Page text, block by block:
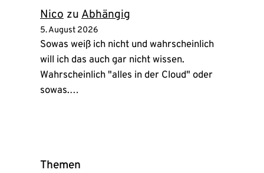
Nico zu Abhängig
5. August 2026
Sowas weiß ich nicht und wahrscheinlich
will ich das auch gar nicht wissen.
Wahrscheinlich "alles in der Cloud" oder
sowas.…
Themen